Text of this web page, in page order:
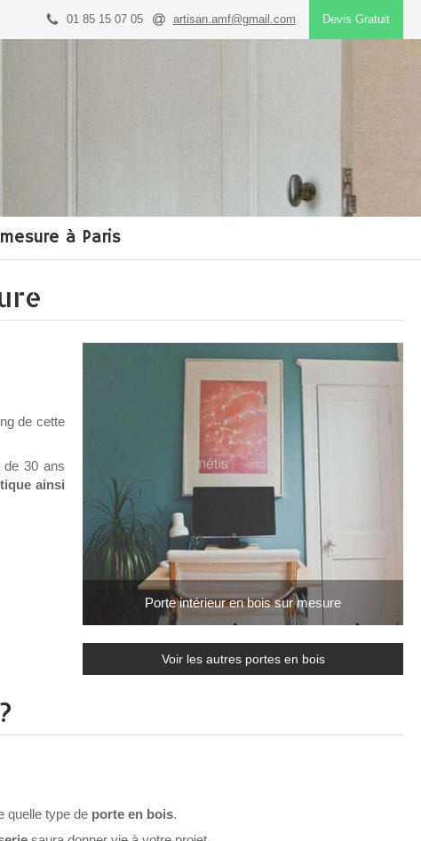
Devis Gratuit
artisan.amf@gmail.com
01 85 15 07 05
à Paris
de cette
de 30 ans
ainsi
Porte intérieur en bois sur mesure
Voir les autres portes en bois
quelle type deporte en bois.